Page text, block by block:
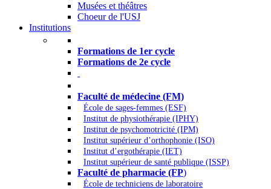
Musées et théâtres
Choeur de l'USJ
Institutions
Formations de 1er cycle
Formations de 2e cycle
Faculté de médecine (FM)
École de sages-femmes (ESF)
Institut de physiothérapie (IPHY)
Institut de psychomotricité (IPM)
Institut supérieur d’orthophonie (ISO)
Institut d’ergothérapie (IET)
Institut supérieur de santé publique (ISSP)
Faculté de pharmacie (FP)
École de techniciens de laboratoire